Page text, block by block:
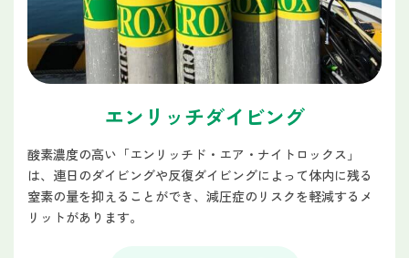
エンリッチダイビング
酸素濃度の高い「エンリッチド・エア・ナイトロックス」
は、連日のダイビングや反復ダイビングによって体内に残る
窒素の量を抑えることができ、減圧症のリスクを軽減するメ
リットがあります。